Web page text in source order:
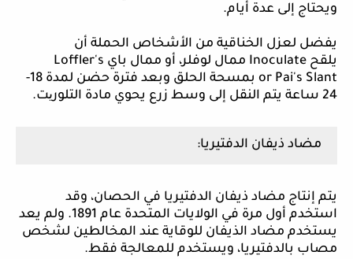
ويحتاج إلى عدة أيام.
يفضل لعزل الخناقية من الأشخاص الحملة أن
يلقح Inoculate ممال لوفلر، أو ممال باي Loffler's
or Pai's Slant
بمسحة الحلق وبعد فترة حضن لمدة 18-
24 ساعة يتم النقل إلى وسط زرع يحوي مادة التلور
یت.
مضاد ذيفان الدفتيريا:
يتم إنتاج مضاد ذيفان الدفتيريا في الحصان، وقد
استخدم أول مرة في الولايات المتحدة عام 1891. ولم يعد
يستخدم مضاد الذيفان للوقاية عند المخالطين لشخص
مصاب بالدفتيريا، ويستخدم للمعالجة فقط.